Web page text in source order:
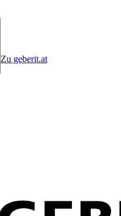
Zu geberit.at